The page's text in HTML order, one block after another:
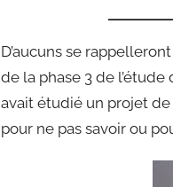
D’aucuns se
de la phase 3 de l’étude
avait étudié un projet
pour ne pas savoir ou